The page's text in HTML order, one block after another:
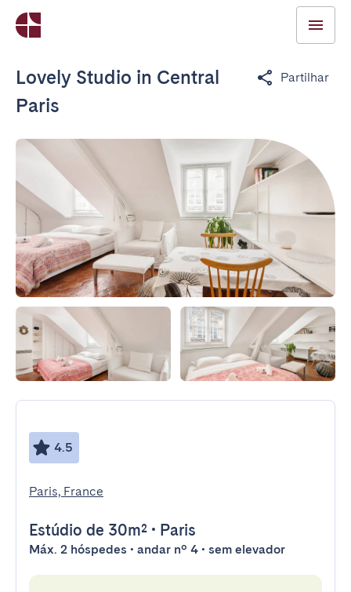
Lovely Studio in Central
Paris
Partilhar
4.5
Paris, France
Estúdio de 30m² • Paris
Máx. 2 hóspedes • andar nº 4 • sem elevador